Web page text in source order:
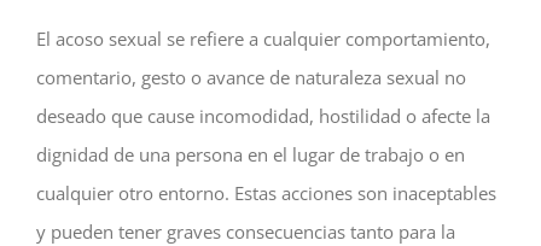
El acoso sexual se refiere a cualquier comportamiento,
comentario, gesto o avance de naturaleza sexual no
deseado que cause incomodidad, hostilidad o afecte la
dignidad de una persona en el lugar de trabajo o en
cualquier otro entorno. Estas acciones son inaceptables
y pueden tener graves consecuencias tanto para la